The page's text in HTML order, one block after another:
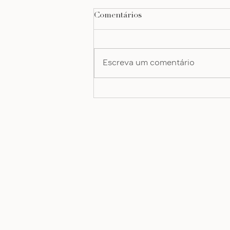
rtp | portugal directo
Comentários
Escreva um comentário